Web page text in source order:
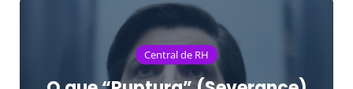
Central de RH